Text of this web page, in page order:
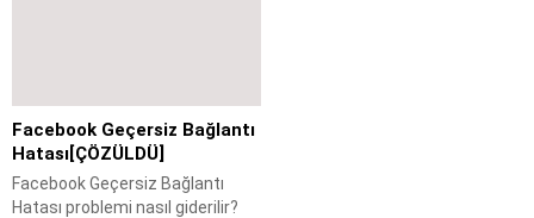
Facebook Geçersiz Bağlantı
Hatası[ÇÖZÜLDÜ]
Facebook Geçersiz Bağlantı
Hatası problemi nasıl giderilir?